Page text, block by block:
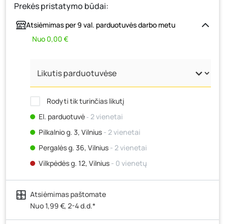
Prekės pristatymo būdai:
Atsiėmimas per 9 val. parduotuvės darbo metu
Nuo 0,00 €
Rodyti tik turinčias likutį
El. parduotuvė‐ 2 vienetai
Pilkalnio g. 3, Vilnius - 2 vienetai
Pergalės g. 36, Vilnius - 2 vienetai
Vilkpėdės g. 12, Vilnius - 0 vienetų
Ateities g. 15, Vilnius- 0 vienetų
Kauno r., Narsiečių k., Vytauto g. 183, Kaunas
vienetai
Šilutės pl. 83A, Klaipėda- 0 vienetų
Atsiėmimas paštomate
Nuo 1,99 €, 2-4 d.d.*